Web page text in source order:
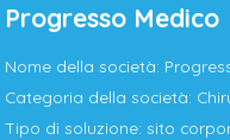
Progresso Medico
Nome della società:
Categoria della società:
Tipo di soluzione: sito